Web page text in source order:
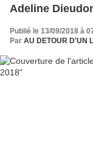
Adeline
Publié le 13/09/2018 à
Par AU DETOUR D'UN